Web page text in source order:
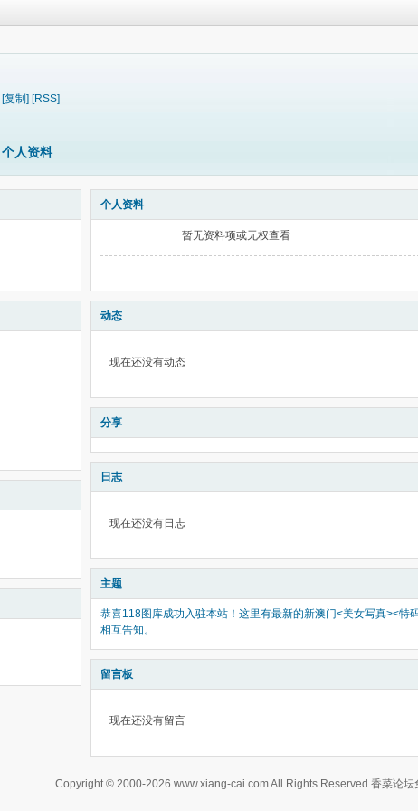
[复制] [RSS]
个人资料
个人资料
暂无资料项或无权查看
动态
现在还没有动态
分享
日志
现在还没有日志
主题
恭喜118图库成功入驻本站！这里有最新的新澳门<美女写真><特
相互告知。
留言板
现在还没有留言
Copyright © 2000-2026 www.xiang-cai.com All Rights Reserved 香菜论